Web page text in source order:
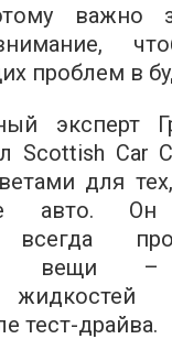
важно
проблем в
эксперт
Scottish Car
для
авто. Он
всегда
вещи –
жидкостей
тест-драйва.